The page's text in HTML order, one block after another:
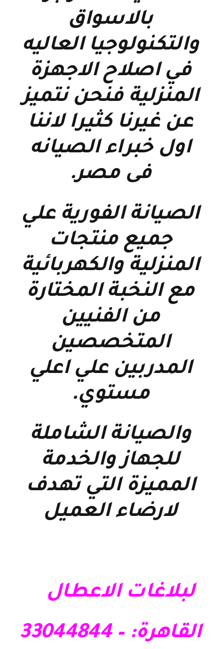
بالاسواق
والتكنولوجيا العاليه
في اصلاح الاجهزة
المنزلية فنحن نتميز
عن غيرنا كثيرا لاننا
اول خبراء الصيانه
فى مصر.
الصيانة الفورية علي
جميع منتجات
المنزلية والكهربائية
مع النخبة المختارة
من الفنيين
المتخصصين
المدربين علي اعلي
مستوي.
والصيانة الشاملة
للجهاز والخدمة
المميزة التي تهدف
لارضاء العميل
لبلاغات الاعطال
القاهرة: – 33044844